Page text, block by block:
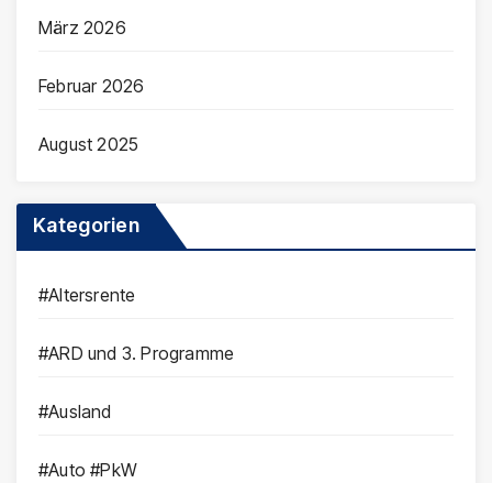
März 2026
Februar 2026
August 2025
Kategorien
#Altersrente
#ARD und 3. Programme
#Ausland
#Auto #PkW